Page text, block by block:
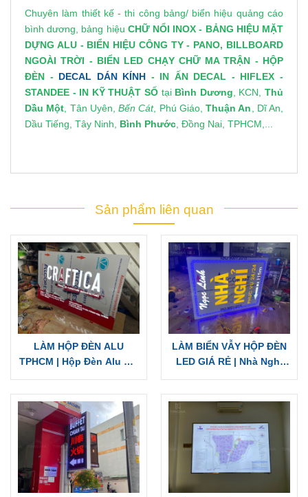
Nhận làm và lắp đặt tại khu vực Bình Dương và lân
cận, liên hệ số hotline để được tư vấn báo giá làm
hộp đèn nhét cạnh không viền Bình Dương.
Mẫu Biển Hộp Đèn LED Đẹp
Dưới
CÔNG TY QUẢNG CÁO TÍN NGHĨA
Chuyên làm thiết kế - thi công bảng/biển hiệu quảng cáo
bình dương, bảng hiệuCHỮ NỔI INOX- BẢNG HIỆU MẶT
DỰNG ALU-BIỂN HIỆU CÔNG TY-PANO, BILLBOARD
NGOÀI TRỜI- BIỂN LED CHẠY CHỮ MA TRẬN-HỘP
ĐÈN-DECAL DÁN KÍNH IN ẤN DECAL- HIFLEX -
STANDEE-IN KỸ THUẬT SỐ tạiBình Dương, KCN,Thủ
Dầu Một, Tân Uyên,Bến Cát , Phú Giáo,Thuận An, Dĩ An,
Dầu Tiếng, Tây Ninh,Bình Phước , Đồng Nai, TPHCM,...
Sản phẩm liên quan